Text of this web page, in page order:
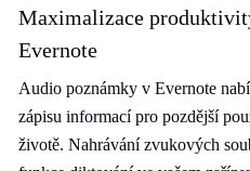
Maximalizace
Evernote
Audio poznámky v Evernote
zápisu informací pro pozdější
životě. Nahrávání zvukových